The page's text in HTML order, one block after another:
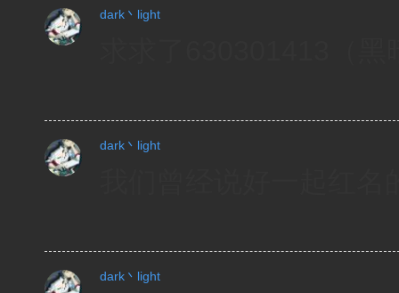
dark丶light
dark丶light
dark丶light